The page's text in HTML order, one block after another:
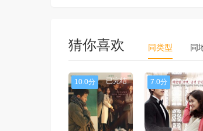
猜你喜欢 同类型 同
10.0分 已完结 7.0分 已完结